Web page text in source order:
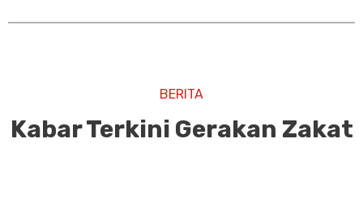
BERITA
Kabar Terkini Gerakan Zakat